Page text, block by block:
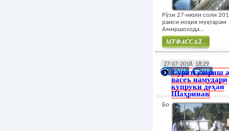
Рӯзи 27-июли соли
раиси ноҳия муҳтарам
Амиршозода...
27-07-2018, 18:29
5371
319
Суратгузориш
васеъ намудари
купруки деҳаи
Шаҳринав
Бо